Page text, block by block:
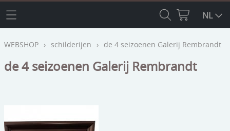
THE RETROHOUSE
WEBSHOP
OUTLET
meubels
INFO
NL
WEBSHOP › schilderijen › de 4 seizoenen Galerij Rembrandt
de 4 seizoenen Galerij Rembrandt